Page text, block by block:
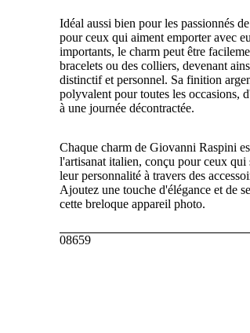
Idéal aussi bien pour les passionnés
pour ceux qui aiment emporter avec
importants, le charm peut être
bracelets ou des colliers, devenant
distinctif et personnel. Sa finition
polyvalent pour toutes les occasions,
à une journée décontractée.
Chaque charm de Giovanni Raspini
l'artisanat italien, conçu pour ceux qui
leur personnalité à travers des
Ajoutez une touche d'élégance et de
cette breloque appareil photo.
08659